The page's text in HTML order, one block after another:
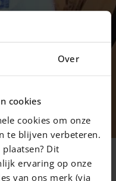
Over
cookies
cookies om onze
te blijven verbeteren.
Dit
ervaring op onze
van ons merk (via